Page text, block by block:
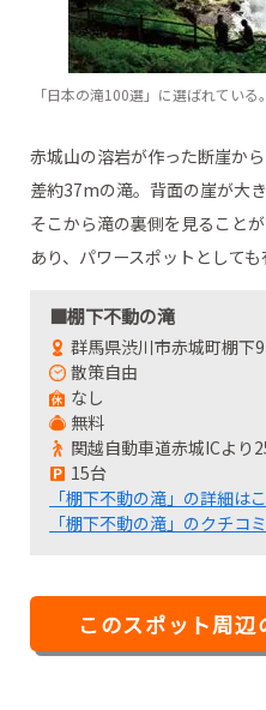
「日本の滝100選」に選ばれてい
赤城山の溶岩が作った断崖か
差約37mの滝。背面の崖が大
そこから滝の裏側を見ること
あり、パワースポットとしても
■棚下不動の滝
群馬県渋川市赤城町棚下
散策自由
なし
無料
関越自動車道赤城ICより
15台
「棚下不動の滝」の詳細は
「棚下不動の滝」のクチコ
このスポット周